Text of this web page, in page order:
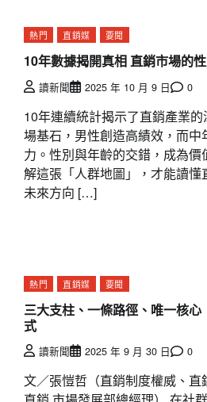
熱門 直銷媒 要聞
10年數據揭開真相 直銷市場的
讀新聞 2025 年 10 月 9 日 0
10年連續統計揭示了直銷產業
場基石，男性創造高績效，而
力。性別與年齡的交錯，成為
解這張「人群地圖」，才能讀
未來方向 […]
熱門 直銷媒 要聞
三大支柱、一條路徑、唯一核
式
讀新聞 2025 年 9 月 30 日 0
文／張愷哲（直銷制度權威、